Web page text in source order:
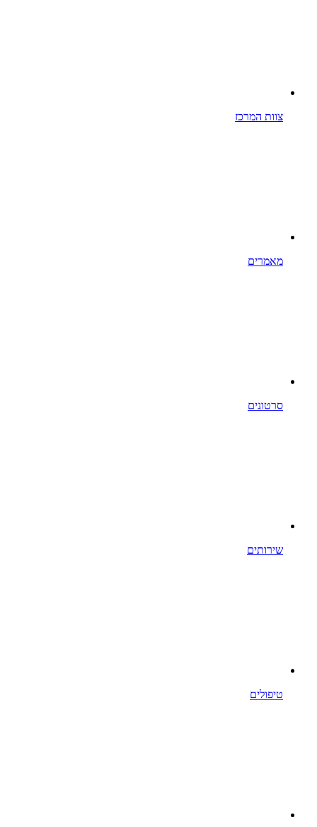
צוות המרכז
מאמרים
סרטונים
שירותים
טיפולים